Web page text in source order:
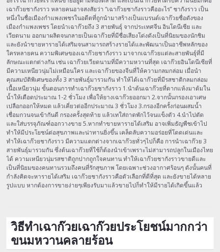
เฉาก๊วยชากังราว หลายคนอาจสงสัยว่า “เฉาก๊วยชากังราวคืออะไร” ชากังราว เป็น
หนึ่งในชื่อเมืองกำแพงเพชรในอดีตที่ถูกนำมาสร้างเป็นแบรนด์เฉาก๊วยชื่อดังของ
เมืองกำแพงเพชร โดยนำเฉาก๊วยถึง 3 สายพันธุ์ จากประเทศจีน อินโดนีเซีย และ
เวียดนาม ออกมาผลิตจนกลายเป็นเฉาก๊วยที่มีชื่อเสียงโด่งดังเป็นที่นิยมของนักชิม
และยังนำขายหารายได้เสริมจนสามารถสร้างรายได้และพัฒนาเป็นอาชีพหลักของ
ใครหลายคน ความพิเศษของเฉาก๊วยชากังราว มาจากเฉาก๊วยแต่ละสายพันธุ์ที่มี
ลักษณะแตกต่างกัน เช่น เฉาก๊วยเวียดนามที่มีความหวานที่สุด เฉาก๊วยอินโดนีเซียที่
มีความเหนียวนุ่มไม่เหมือนใคร และเฉาก๊วยของจีนที่ให้ความกลมกล่อม เมื่อนำ
คุณสมบัติพิเศษของทั้ง 3 สายพันธุ์มารวมกัน ทำให้ได้เฉาก๊วยที่มีรสชาติกลมกล่อม
เนื้อเหนียวนุ่ม ขั้นตอนการทำเฉาก๊วยชากังราว 1.นำต้นเฉาก๊วยที่ตากแห้งมาต้มใน
น้ำให้เดือดประมาณ 1-2 ชั่วโมง เพื่อให้ยางเฉาก๊วยออกมา 2.จากนั้นกรองเอาเศษ
เปลือกออกให้หมด แล้วเคี่ยวต่ออีกประมาณ 3 ชั่วโมง 3.กรองอีกครั้งก่อนผสมน้ำ
เชื่อมกวนจนเข้ากันดี กรองครั้งสุดท้าย แล้วเทใส่ถาดพักไว้จนแข็งตัว 4.นำไปตัด
และใส่บรรจุภัณฑ์ออกวางขาย 5.หากทำขายหารายได้เสริม อาจเพิ่มธัญพืชเข้าไป
ทำให้มีประโยชน์ต่อสุขภาพและน่าทานยิ่งขึ้น เคล็ดลับความอร่อยที่โดดเด่นและ
ทำให้เฉาก๊วยชากังราว มีความแตกต่างจากเฉาก๊วยทั่วๆไปก็คือ การนำเฉาก๊วย 3
สายพันธุ์มารวมกัน ซึ่งต้นเฉาก๊วยที่ใช้ก็ต้องนำเข้าเพราะไม่สามารถปลูกในเมืองไทย
ได้ ความเหนียวนุ่มรสชาติถูกปากถูกใจคนทาน ทำให้เฉาก๊วยชากังราวขายดีและ
เป็นที่นิยมของคนทานรวมถึงคนที่รักสุขภาพ โดยเฉพาะช่วงอากาศร้อนๆ ดังนั้นคนที่
กำลังคิดจะหารายได้เสริม เฉาก๊วยชากังราวคือตัวเลือกที่ดีที่สุด และยังขายได้หลาย
รูปแบบ หากต้องการขายง่ายๆเพียงรับมาแล้วขายไปก็ทำให้มีรายได้เกิดขึ้นแล้ว
วิธีทำเฉาก๊วยเฉาก๊วยประโยชน์มากกว่า
ขนมหวานคลายร้อน